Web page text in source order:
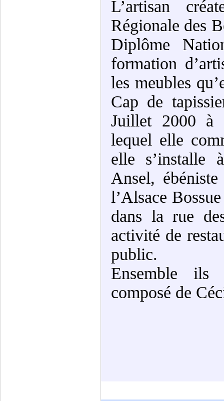
L’artisan
Régionale des
Diplôme
formation
les meubles
Cap de
Juillet 2000 à
lequel elle
elle s’installe
Ansel,
l’Alsace
dans la rue
activité de
public.
Ensemble ils
composé de